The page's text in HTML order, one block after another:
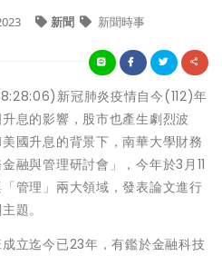
新聞 新聞時事
新冠肺炎疫情自今(112)年
息的影響，股市也產生劇烈波
國升息的背景下，南華大學財務
融與管理研討會」，今年於3月11
管理」兩大領域，發表論文進行
題。
立迄今已23年，有鑑於金融科技